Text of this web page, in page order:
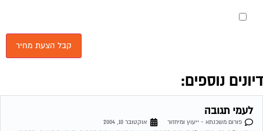
רמי וכל מ שבפורום שלום. אני גרושה טרייה עם שני ילדים קטנים ויודעת שאני יכולה לעשות
יעוץ בנושא משכנתא?
פורום משכנתא - ייעוץ ומיחזור
אוקטובר 11, 2004